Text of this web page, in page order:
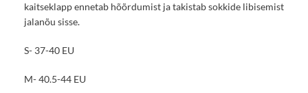
kaitseklapp ennetab hõõrdumist ja takistab sokkide libisemist
jalanõu sisse.
S- 37-40 EU
M- 40.5-44 EU